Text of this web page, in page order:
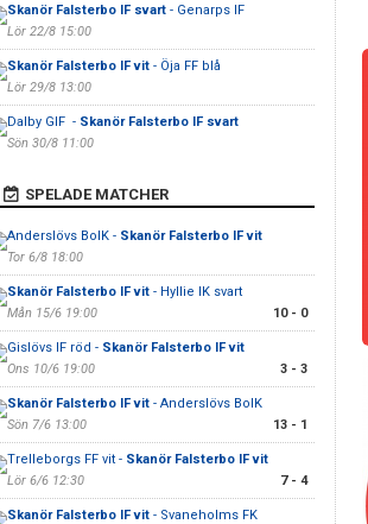
Skanör Falsterbo IF svart- Genarps IF
Lör 22/8 15:00
Skanör Falsterbo IF vit- Öja FF blå
Lör 29/8 13:00
Dalby GIF - Skanör Falsterbo IF svart
Sön 30/8 11:00
SPELADE MATCHER
Anderslövs BoIK - Skanör Falsterbo IF vit
Tor 6/8 18:00
Skanör Falsterbo IF vit- Hyllie IK svart
Mån 15/6 19:00
10 - 0
Gislövs IF röd - Skanör Falsterbo IF vit
Ons 10/6 19:00
3 - 3
Skanör Falsterbo IF vit- Anderslövs BoIK
Sön 7/6 13:00
13 - 1
Trelleborgs FF vit - Skanör Falsterbo IF vit
Lör 6/6 12:30
7 - 4
Skanör Falsterbo IF vit- Svaneholms FK